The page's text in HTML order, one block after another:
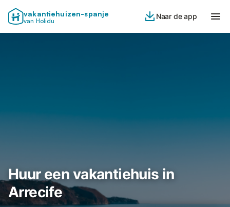
vakantiehuizen-spanje
van Holidu
Naar de app
Huur een vakantiehuis in
Arrecife